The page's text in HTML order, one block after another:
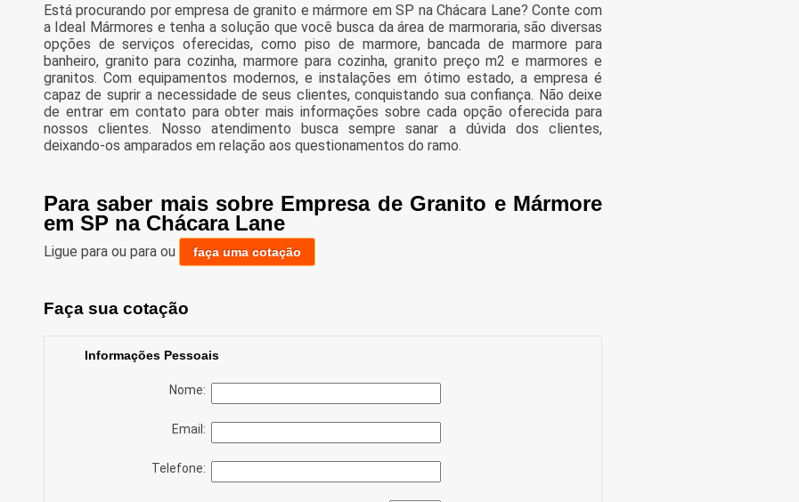
Está procurando por empresa de granito e mármore em SP na Chácara Lane? Conte com
a Ideal Mármores e tenha a solução que você busca da área de marmoraria, são diversas
opções de serviços oferecidas, como piso de marmore, bancada de marmore para
banheiro, granito para cozinha, marmore para cozinha, granito preço m2 e marmores e
granitos. Com equipamentos modernos, e instalações em ótimo estado, a empresa é
capaz de suprir a necessidade de seus clientes, conquistando sua confiança. Não deixe
de entrar em contato para obter mais informações sobre cada opção oferecida para
nossos clientes. Nosso atendimento busca sempre sanar a dúvida dos clientes,
deixando-os amparados em relação aos questionamentos do ramo.
Para saber mais sobre Empresa de Granito e Mármore
em SP na Chácara Lane
Ligue para ou para ou faça uma cotação
Faça sua cotação
Informações Pessoais
Nome:
Email:
Telefone: